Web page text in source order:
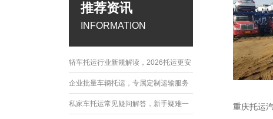
推荐资讯
INFORMATION
轿车托运行业新规解读，2026托运更安
全规范
企业批量车辆托运，专属定制运输服务
优势
私家车托运常见疑问解答，新手疑难一 重庆托运